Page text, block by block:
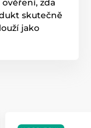
sluchátky.
máte již
jako Aune
zda
skutečně
jako